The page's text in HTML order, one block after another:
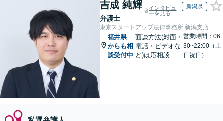
吉成 純輝
弁護士
インタビュ
ーを見る
新潟県
東京スタートアップ法律事務所 新潟支店
福井県
からも相
談受付中
面談方法(対面・
電話・ビデオな
ど)は応相談
営業時間：06:
30~22:00（土
日祝日）